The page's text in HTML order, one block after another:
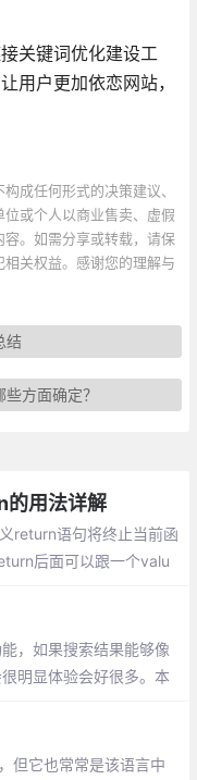
关键词优化建设工
用户更加依恋网站，
成任何形式的决策建议、
或个人以商业售卖、虚假
。如需分享或转载，请保
关权益。感谢您的理解与
结
方面确定？
用法详解
return语句将终止当前函
后面可以跟一个valu
，如果搜索结果能够像
明显体验会好很多。本
但它也常常是该语言中